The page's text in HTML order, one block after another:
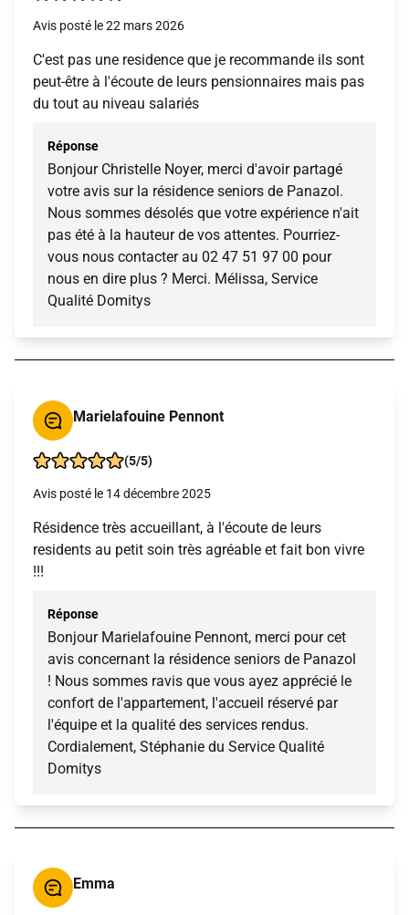
Avis posté le 22 mars 2026
C'est pas une residence que je recommande ils sont
peut-être à l'écoute de leurs pensionnaires mais pas
du tout au niveau salariés
Réponse
Bonjour Christelle Noyer, merci d'avoir partagé
votre avis sur la résidence seniors de Panazol.
Nous sommes désolés que votre expérience n'ait
pas été à la hauteur de vos attentes. Pourriez-
vous nous contacter au 02 47 51 97 00 pour
nous en dire plus ? Merci. Mélissa, Service
Qualité Domitys
Marielafouine Pennont
(5/5)
Avis posté le 14 décembre 2025
Résidence très accueillant, à l'écoute de leurs
residents au petit soin très agréable et fait bon vivre
!!!
Réponse
Bonjour Marielafouine Pennont, merci pour cet
avis concernant la résidence seniors de Panazol
! Nous sommes ravis que vous ayez apprécié le
confort de l'appartement, l'accueil réservé par
l'équipe et la qualité des services rendus.
Cordialement, Stéphanie du Service Qualité
Domitys
Emma